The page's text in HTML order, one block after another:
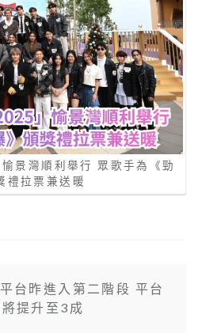
景灣順利舉行 眾歌手為《勁
禮拉票兼送暖
台昨進入第二階段 平台
提升至3成